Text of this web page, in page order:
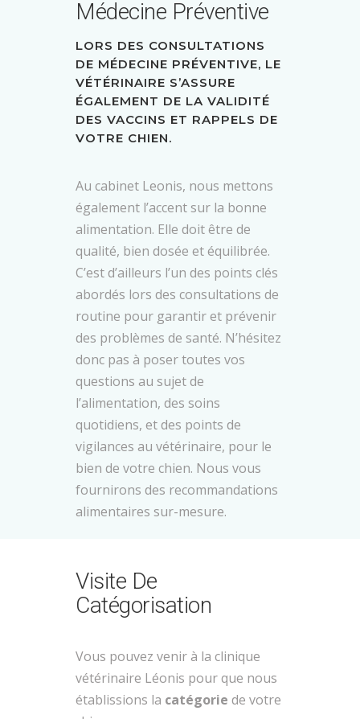
Médecine Préventive
LORS DES CONSULTATIONS
DE MÉDECINE PRÉVENTIVE, LE
VÉTÉRINAIRE S’ASSURE
ÉGALEMENT DE LA VALIDITÉ
DES VACCINS ET RAPPELS DE
VOTRE CHIEN.
Au cabinet Leonis, nous mettons
également l’accent sur la bonne
alimentation. Elle doit être de
qualité, bien dosée et équilibrée.
C’est d’ailleurs l’un des points clés
abordés lors des consultations de
routine pour garantir et prévenir
des problèmes de santé. N’hésitez
donc pas à poser toutes vos
questions au sujet de
l’alimentation, des soins
quotidiens, et des points de
vigilances au vétérinaire, pour le
bien de votre chien. Nous vous
fournirons des recommandations
alimentaires sur-mesure.
Visite De
Catégorisation
Vous pouvez venir à la clinique
vétérinaire Léonis pour que nous
établissions la catégorie de votre